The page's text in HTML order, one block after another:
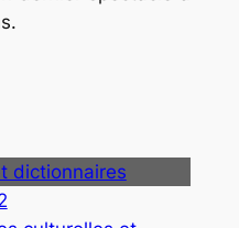
dictionnaires